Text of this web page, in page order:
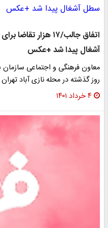
اتفاق جالب/۱۷ هزار
آشغال پیدا شد +عکس
معاون فرهنگی و اجتماعی
روز گذشته در محله نازی آباد
۴ خرداد ۱۴۰۱